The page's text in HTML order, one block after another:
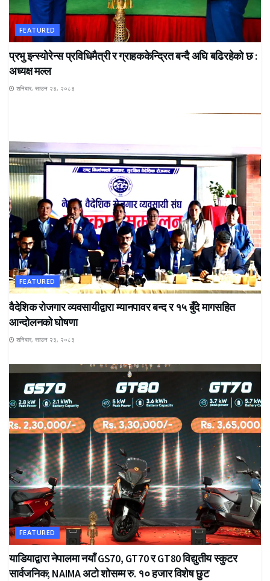
FEATURED
प्रभु इन्स्योरेन्स प्रविधिमैत्री र ग्राहककेन्द्रित बन्दै अघि बढिरहेको छ :
अध्यक्ष मल्ल
शनिबार, साउन २३, २०८३
FEATURED
वैदेशिक रोजगार व्यवसायीद्वारा म्यानपावर बन्द र १५ बुँदे मागसहित
आन्दोलनको घोषणा
शनिबार, साउन २३, २०८३
FEATURED
याडियाद्वारा नेपालमा नयाँ GS70, GT70 र GT80 विद्युतीय स्कुटर
सार्वजनिक; NAIMA अटो शोसम्म रु. १० हजार विशेष छुट